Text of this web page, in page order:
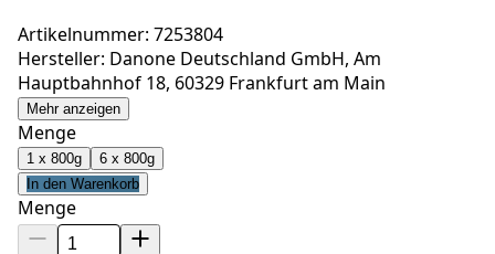
Artikelnummer: 7253804
Hersteller: Danone Deutschland GmbH, Am
Hauptbahnhof 18, 60329 Frankfurt am Main
Mehr anzeigen
Menge
1 x 800g
6 x 800g
In den Warenkorb
Menge